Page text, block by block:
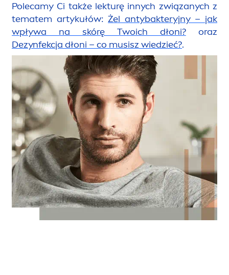
Polecamy Ci także lekturę innych związanych z
tematem artykułów:Żel antybakteryjny – jak
wpływa na skórę Twoich dłoni?oraz
Dezynfekcja dłoni – co musisz wiedzieć?.